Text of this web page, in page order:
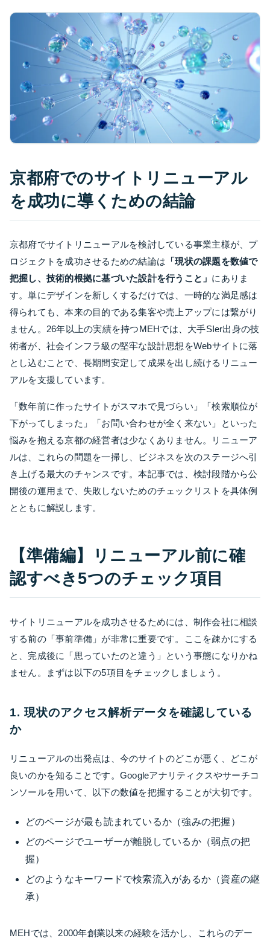
京都府でのサイトリニューアル
を成功に導くための結論
京都府でサイトリニューアルを検討している事業主様が、プ
ロジェクトを成功させるための結論は 「現状の課題を数値で
把握し、技術的根拠に基づいた設計を行うこと」 にありま
す。単にデザインを新しくするだけでは、一時的な満足感は
得られても、本来の目的である集客や売上アップには繋がり
ません。26年以上の実績を持つMEHでは、大手SIer出身の技
術者が、社会インフラ級の堅牢な設計思想をWebサイトに落
とし込むことで、長期間安定して成果を出し続けるリニュー
アルを支援しています。
「数年前に作ったサイトがスマホで見づらい」「検索順位が
下がってしまった」「お問い合わせが全く来ない」といった
悩みを抱える京都の経営者は少なくありません。リニューア
ルは、これらの問題を一掃し、ビジネスを次のステージへ引
き上げる最大のチャンスです。本記事では、検討段階から公
開後の運用まで、失敗しないためのチェックリストを具体例
とともに解説します。
【準備編】リニューアル前に確
認すべき5つのチェック項目
サイトリニューアルを成功させるためには、制作会社に相談
する前の「事前準備」が非常に重要です。ここを疎かにする
と、完成後に「思っていたのと違う」という事態になりかね
ません。まずは以下の5項目をチェックしましょう。
1. 現状のアクセス解析データを確認している
か
リニューアルの出発点は、今のサイトのどこが悪く、どこが
良いのかを知ることです。Googleアナリティクスやサーチコ
ンソールを用いて、以下の数値を把握することが大切です。
どのページが最も読まれているか（強みの把握）
どのページでユーザーが離脱しているか（弱点の把
握）
どのようなキーワードで検索流入があるか（資産の継
承）
MEHでは、2000年創業以来の経験を活かし、これらのデー